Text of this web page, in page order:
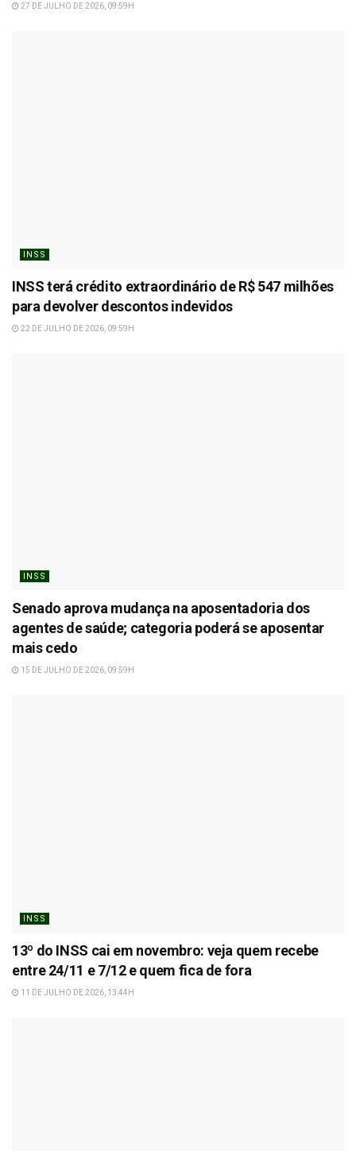
27 DE JULHO DE 2026, 09:59H
INSS
INSS terá crédito extraordinário de R$ 547 milhões
para devolver descontos indevidos
22 DE JULHO DE 2026, 09:59H
INSS
Senado aprova mudança na aposentadoria dos
agentes de saúde; categoria poderá se aposentar
mais cedo
15 DE JULHO DE 2026, 09:59H
INSS
13º do INSS cai em novembro: veja quem recebe
entre 24/11 e 7/12 e quem fica de fora
11 DE JULHO DE 2026, 13:44H